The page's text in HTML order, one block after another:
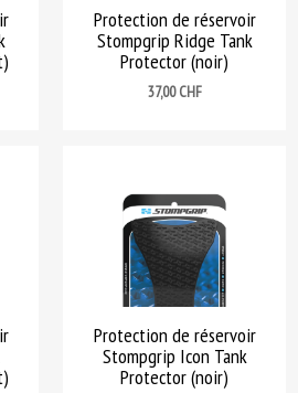
Protection de réservoir
Stompgrip Ridge Tank
Protector (noir)
Prix
37,00 CHF
Protection de réservoir
Stompgrip Icon Tank
Protector (noir)